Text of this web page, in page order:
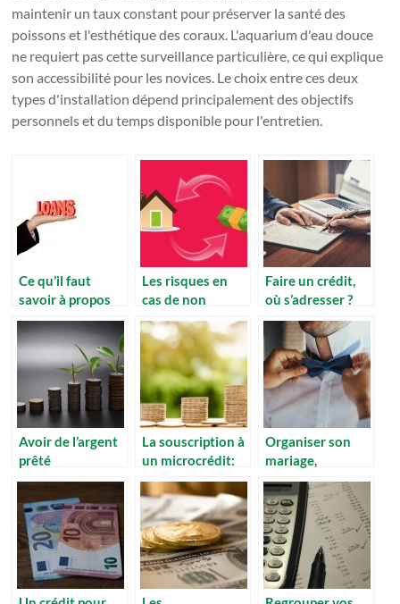
maintenir un taux constant pour préserver la santé des
poissons et l'esthétique des coraux. L'aquarium d'eau douce
ne requiert pas cette surveillance particulière, ce qui explique
son accessibilité pour les novices. Le choix entre ces deux
types d'installation dépend principalement des objectifs
personnels et du temps disponible pour l'entretien.
Ce qu’il faut
savoir à propos
des prêts
Les risques en
cas de non
remboursement
d’un crédit à la
consommation
Faire un crédit,
où s’adresser ?
Avoir de l’argent
prêté
rapidement, c’est
possible ?
La souscription à
un microcrédit:
quelle
procédure?
Organiser son
mariage,
comment le
payer ?